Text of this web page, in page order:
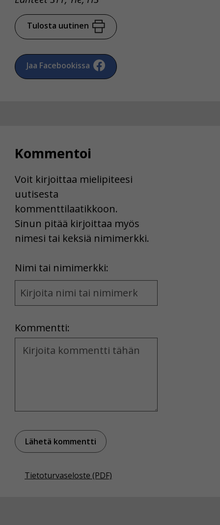
Tulosta uutinen
Jaa Facebookissa
Kommentoi
Voit kirjoittaa mielipiteesi
uutisesta
kommenttilaatikkoon.
Sinun pitää kirjoittaa myös
nimesi tai keksiä nimimerkki.
Nimi tai nimimerkki:
Name
and
Kommentti:
Kommentti
Tietoturvaseloste (PDF)